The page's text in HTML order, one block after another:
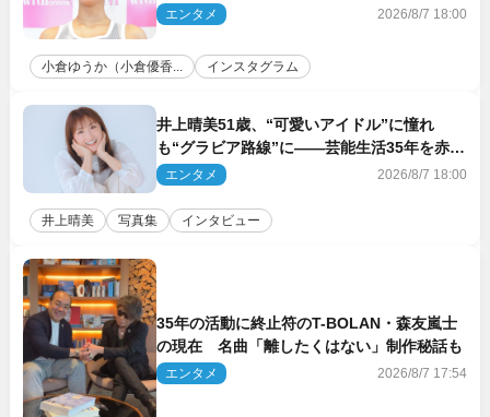
に反響
エンタメ 2026/8/7 18:00
小倉ゆうか（小倉優香... インスタグラム
井上晴美51歳、“可愛いアイドル”に憧れ
も“グラビア路線”に――芸能生活35年を赤
裸々に語る 27年ぶりに写真集発売
エンタメ 2026/8/7 18:00
井上晴美 写真集 インタビュー
35年の活動に終止符のT-BOLAN・森友嵐士
の現在 名曲「離したくはない」制作秘話も
エンタメ 2026/8/7 17:54